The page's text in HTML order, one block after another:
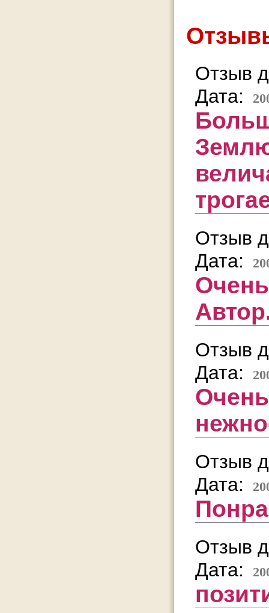
Отзыв
Дата:
Отзыв
Дата:
Отзыв
Дата:
Отзыв
Дата:
Отзыв
Дата: